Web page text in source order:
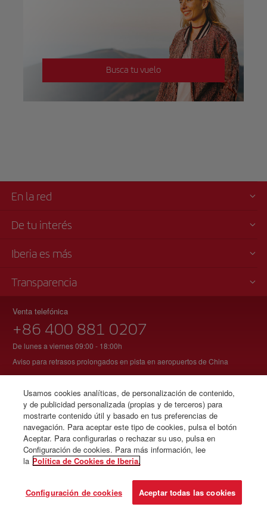
Busca tu vuelo
En la red
De tu interés
Iberia es más
Transparencia
Venta telefónica
+86 400 881 0207
De lunes a viernes 09:00 - 18:00h
Aviso para retrasos prolongados en pista en aeropuertos de China
© Iberia 2026
Usamos cookies analíticas, de personalización de contenido,
y de publicidad personalizada (propias y de terceros) para
mostrarte contenido útil y basado en tus preferencias de
navegación. Para aceptar este tipo de cookies, pulsa el botón
Aceptar. Para configurarlas o rechazar su uso, pulsa en
Configuración de cookies. Para más información, lee
la Política de Cookies de Iberia.
Configuración de cookies Aceptar todas las cookies